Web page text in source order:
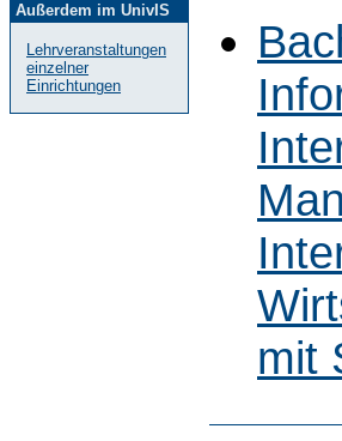
Außerdem im UnivIS
Lehrveranstaltungen
einzelner
Einrichtungen
mit